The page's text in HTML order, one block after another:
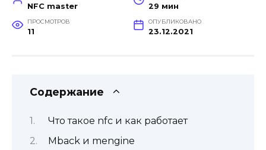
NFC master 29 мин
ПРОСМОТРОВ
11
ОПУБЛИКОВАНО
23.12.2021
Содержание
Что такое nfc и как работает
Mback и mengine